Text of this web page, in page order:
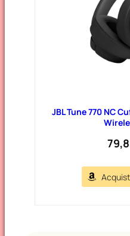
JBL Tune 770 NC